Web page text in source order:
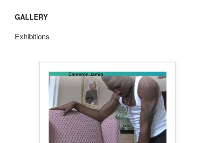
GALLERY
Exhibitions